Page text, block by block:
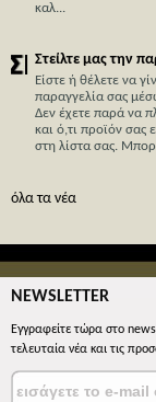
καλ...
Στείλτε μας την
Είστε ή θέλετε να
παραγγελία σας
Δεν έχετε παρά να
και ό,τι προϊόν σας
στη λίστα σας.
όλα τα νέα
NEWSLETTER
Εγγραφείτε τώρα στο
τελευταία νέα και τις